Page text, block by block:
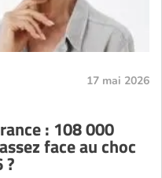
Perpignan
Reims
Rennes
Strasbourg17 mai 2026
: 108 000
face au choc
?